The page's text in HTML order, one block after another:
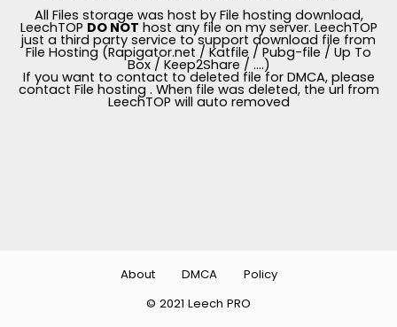
All Files storage was host by File hosting download,
LeechTOP DO NOT host any file on my server. LeechTOP
just a third party service to support download file from
File Hosting (Rapigator.net / Katfile / Pubg-file / Up To
Box / Keep2Share / ....)
If you want to contact to deleted file for DMCA, please
contact File hosting . When file was deleted, the url from
LeechTOP will auto removed
© 2021 Leech PRO
About DMCA Policy